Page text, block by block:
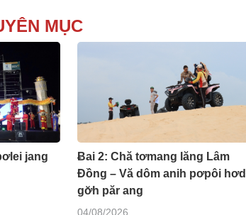
MỤC
jang
Ƀai 2: Chă tơmang lăng Lâm
Đồng – Vă dôm anih pơpôi
gơ̆h păr ang
04/08/2026